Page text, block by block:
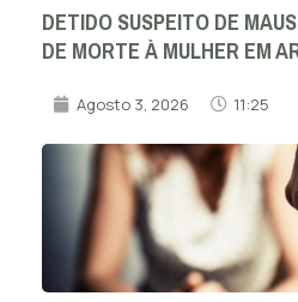
DETIDO SUSPEITO DE
DE MORTE À MULHER EM
Agosto 3, 2026 11:25